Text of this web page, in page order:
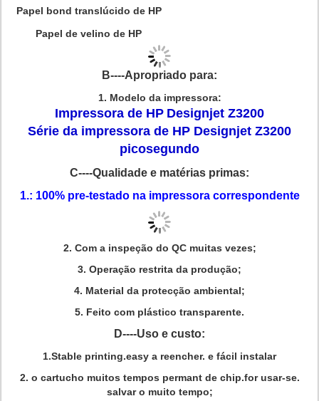
Papel bond translúcido de HP
Papel de velino de HP
B----Apropriado para:
1. Modelo da impressora:
Impressora de HP Designjet Z3200
Série da impressora de HP Designjet Z3200
picosegundo
C----Qualidade e matérias primas:
1.: 100% pre-testado na impressora correspondente
2. Com a inspeção do QC muitas vezes;
3. Operação restrita da produção;
4. Material da protecção ambiental;
5. Feito com plástico transparente.
D----Uso e custo:
1.Stable printing.easy a reencher. e fácil instalar
2. o cartucho muitos tempos permant de chip.for usar-se.
salvar o muito tempo;